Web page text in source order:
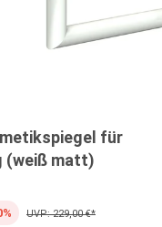
für
(weiß matt)
UVP: 229,00 €*